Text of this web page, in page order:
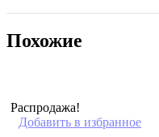
Похожие
Распродажа!
Добавить в избранное